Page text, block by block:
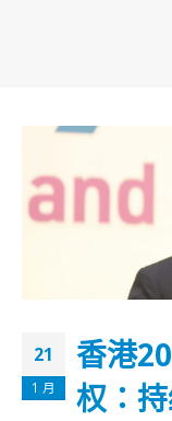
21
1 月
香港
权：